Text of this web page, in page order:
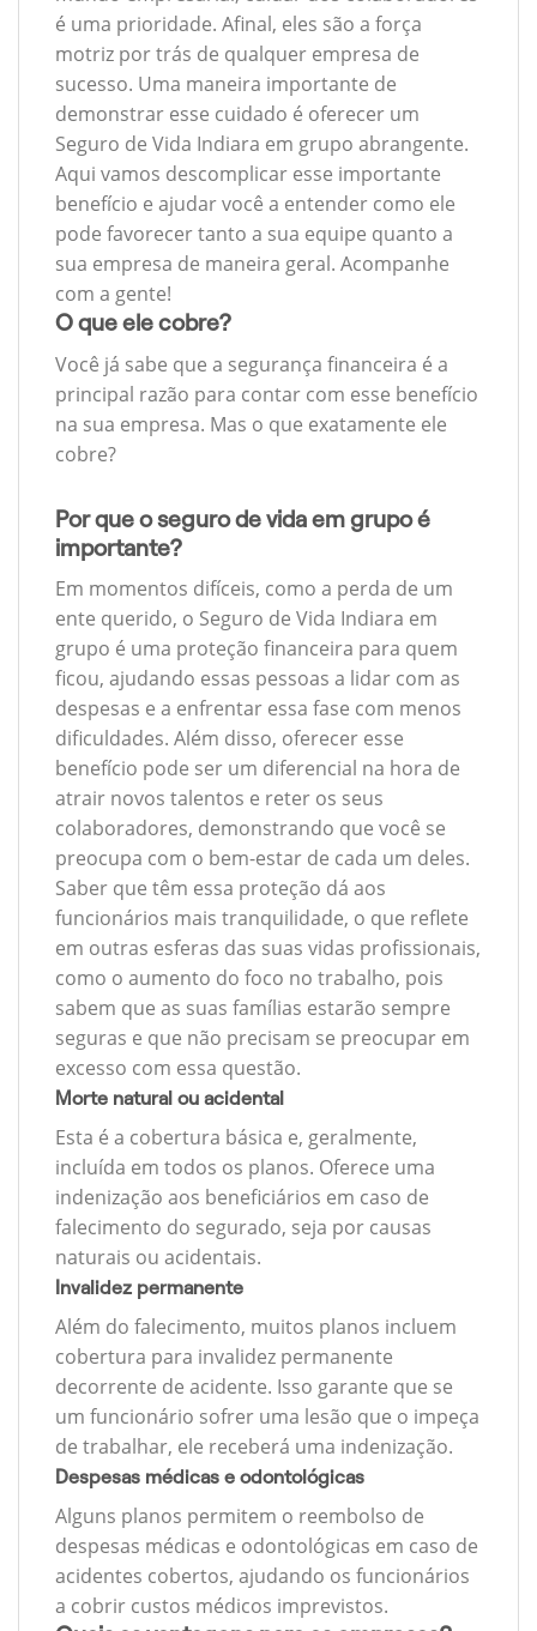
é uma prioridade. Afinal, eles são a força
motriz por trás de qualquer empresa de
sucesso. Uma maneira importante de
demonstrar esse cuidado é oferecer um
Seguro de Vida Indiara em grupo abrangente.
Aqui vamos descomplicar esse importante
benefício e ajudar você a entender como ele
pode favorecer tanto a sua equipe quanto a
sua empresa de maneira geral. Acompanhe
com a gente!
O que ele cobre?
Você já sabe que a segurança financeira é a
principal razão para contar com esse benefício
na sua empresa. Mas o que exatamente ele
cobre?
Por que o seguro de vida em grupo é
importante?
Em momentos difíceis, como a perda de um
ente querido, o Seguro de Vida Indiara em
grupo é uma proteção financeira para quem
ficou, ajudando essas pessoas a lidar com as
despesas e a enfrentar essa fase com menos
dificuldades. Além disso, oferecer esse
benefício pode ser um diferencial na hora de
atrair novos talentos e reter os seus
colaboradores, demonstrando que você se
preocupa com o bem-estar de cada um deles.
Saber que têm essa proteção dá aos
funcionários mais tranquilidade, o que reflete
em outras esferas das suas vidas profissionais,
como o aumento do foco no trabalho, pois
sabem que as suas famílias estarão sempre
seguras e que não precisam se preocupar em
excesso com essa questão.
Morte natural ou acidental
Esta é a cobertura básica e, geralmente,
incluída em todos os planos. Oferece uma
indenização aos beneficiários em caso de
falecimento do segurado, seja por causas
naturais ou acidentais.
Invalidez permanente
Além do falecimento, muitos planos incluem
cobertura para invalidez permanente
decorrente de acidente. Isso garante que se
um funcionário sofrer uma lesão que o impeça
de trabalhar, ele receberá uma indenização.
Despesas médicas e odontológicas
Alguns planos permitem o reembolso de
despesas médicas e odontológicas em caso de
acidentes cobertos, ajudando os funcionários
a cobrir custos médicos imprevistos.